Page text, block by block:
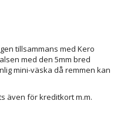
tillsammans med Kero
med den 5mm bred
mini-väska då remmen kan
även för kreditkort m.m.